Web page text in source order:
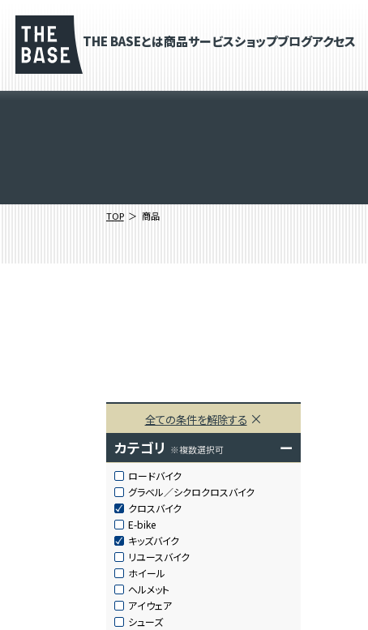
THE BASEとは商品サービスショップブログアクセス
TOP 商品
全ての条件を解除する
カテゴリ ※複数選択可 ー
ロードバイク
グラベル／シクロクロスバイク
クロスバイク
E-bike
キッズバイク
リユースバイク
ホイール
ヘルメット
アイウェア
シューズ